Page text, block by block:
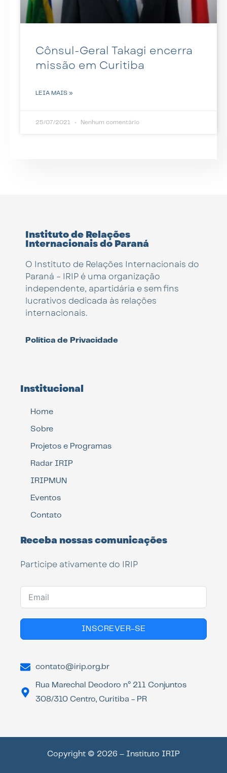
Cônsul-Geral Takagi encerra
missão em Curitiba
LEIA MAIS »
25/07/2021 Nenhum comentário
Instituto de Relações
Internacionais do Paraná
O Instituto de Relações Internacionais do
Paraná – IRIP é uma organização
independente, apartidária e sem fins
lucrativos dedicada às relações
internacionais.
Política de Privacidade
Institucional
Home
Sobre
Projetos e Programas
Radar IRIP
IRIPMUN
Eventos
Contato
Receba nossas comunicações
Participe ativamente do IRIP
INSCREVER-SE
contato@irip.org.br
Rua Marechal Deodoro n° 211 Conjuntos
308/310 Centro, Curitiba - PR
Copyright © 2026 – Instituto IRIP